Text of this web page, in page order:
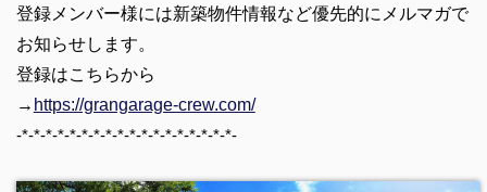
登録メンバー様には新築物件情報など優先的にメルマガで
お知らせします。
登録はこちらから
→ https://grangarage-crew.com/
-*-*-*-*-*-*-*-*-*-*-*-*-*-*-*-*-*-*-